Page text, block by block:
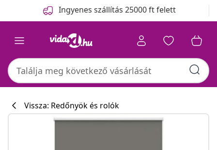
Ingyenes szállítás 25000 ft felett
Vissza: Redőnyök és rolók